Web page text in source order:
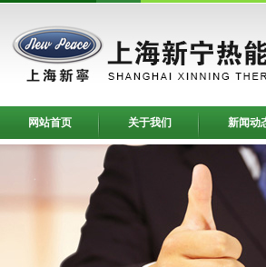
网站首页 关于我们 新闻动